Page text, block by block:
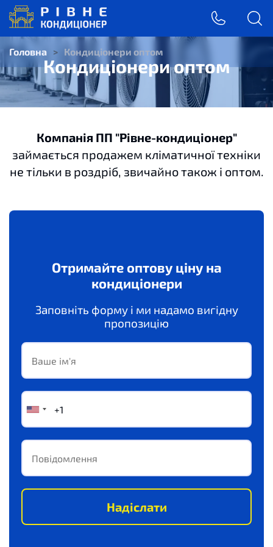
Головна > Кондиціонери оптом
Кондиціонери оптом
Компанія ПП "Рівне-кондиціонер"
займається продажем кліматичної техніки
не тільки в роздріб, звичайно також і оптом.
Отримайте оптову ціну на
кондиціонери
Заповніть форму і ми надамо вигідну
пропозицію
Надіслати